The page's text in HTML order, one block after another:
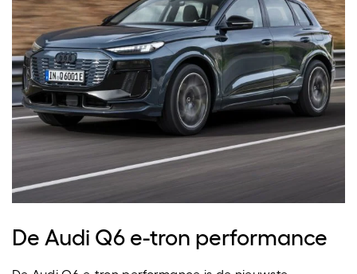
De Audi Q6 e-tron performance